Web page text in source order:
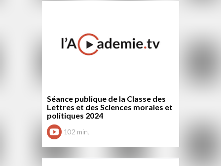
Séance publique de la Classe des
Lettres et des Sciences morales et
politiques 2024
102 min.